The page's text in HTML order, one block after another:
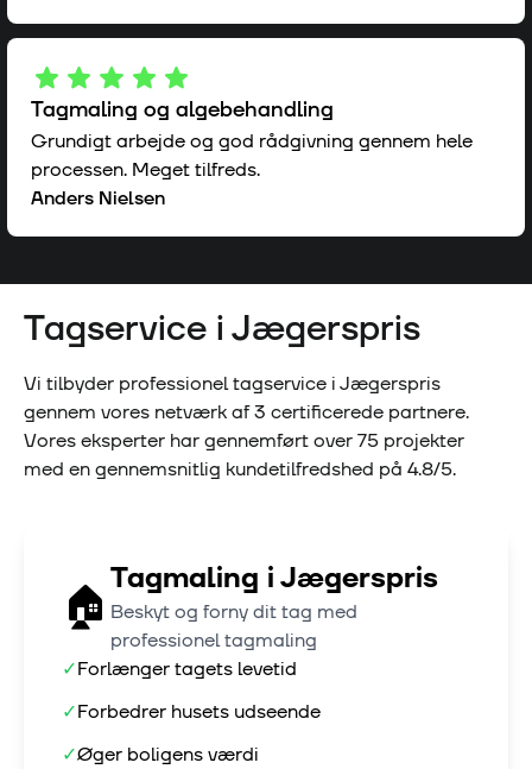
Tagmaling og algebehandling
Grundigt arbejde og god rådgivning gennem hele
processen. Meget tilfreds.
Anders Nielsen
Tagservice iJægerspris
Vi tilbyder professionel tagservice iJægerspris
gennem vores netværk af3 certificerede partnere.
Vores eksperter har gennemført over75 projekter
med en gennemsnitlig kundetilfredshed på 4.8/5.
🏠 Tagmaling iJægerspris
Beskyt og forny dit tag med
professionel tagmaling
✓Forlænger tagets levetid
✓Forbedrer husets udseende
✓Øger boligens værdi